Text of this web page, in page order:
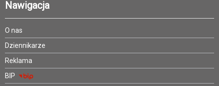
Nawigacja
O nas
Dziennikarze
Reklama
BIP